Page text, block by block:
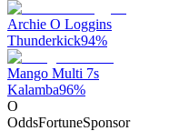
Archie O Loggins
Thunderkick94%
Mango Multi 7s
Kalamba96%
O
OddsFortuneSponsor